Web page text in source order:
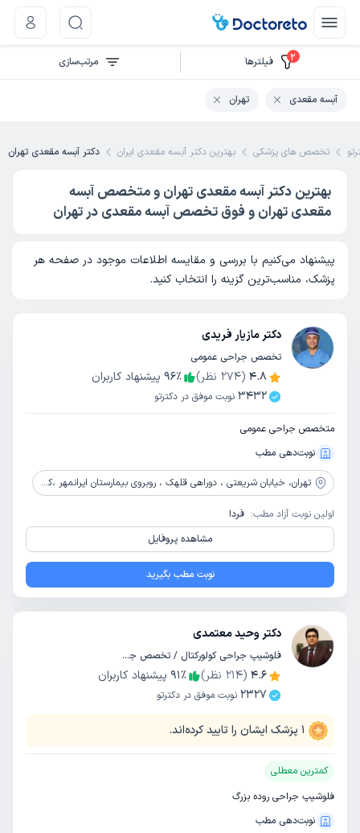
تخصص های پزشکی بهترین دکتر آبسه مقعدی ایران دکتر آبسه مقعدی تهران
بهترین دکتر آبسه مقعدی تهران و متخصص آبسه
مقعدی تهران و فوق تخصص آبسه مقعدی در تهران
پیشنهاد می‌کنیم با بررسی و مقایسه اطلاعات موجود در صفحه هر
پزشک، مناسب‌ترین گزینه را انتخاب کنید.
دکتر مازیار فریدی
تخصص جراحی عمومی
4.8
(
274 نظر) 96٪
پیشنهاد کاربران
3432 نوبت موفق در دکترتو
متخصص جراحی عمومی
نوبت‌دهی مطب
تهران، خیابان شریعتی ، دوراهی قلهک ، روبروی بیمارستان ایرانمهر ،کوچه مرشدی ، پلاک ۱۷ ، ساختمان پزشکان مهرآفرین ، طبقه ۴
اولین نوبت آزاد مطب: فردا
مشاهده پروفایل
نوبت مطب بگیرید
دکتر وحید معتمدی
فلوشیپ جراحی کولورکتال / تخصص جراحی عمومی
4.6
(
214 نظر) 91٪
پیشنهاد کاربران
2327 نوبت موفق در دکترتو
1 پزشک ایشان را تایید کرده‌اند.
کمترین معطلی
فلوشیپ جراحی روده بزرگ
نوبت‌دهی مطب
2 فیلتر‌ها مرتب‌سازی
آبسه مقعدی تهران